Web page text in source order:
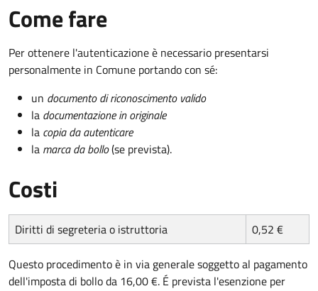
Come fare
Per ottenere l'autenticazione è necessario presentarsi
personalmente in Comune portando con sé:
un documento di riconoscimento valido
la documentazione in originale
la copia da autenticare
la marca da bollo(se prevista).
Costi
Diritti di segreteria o istruttoria 0,52 €
Questo procedimento è in via generale soggetto al pagamento
dell'imposta di bollo da 16,00 €. É prevista l'esenzione per